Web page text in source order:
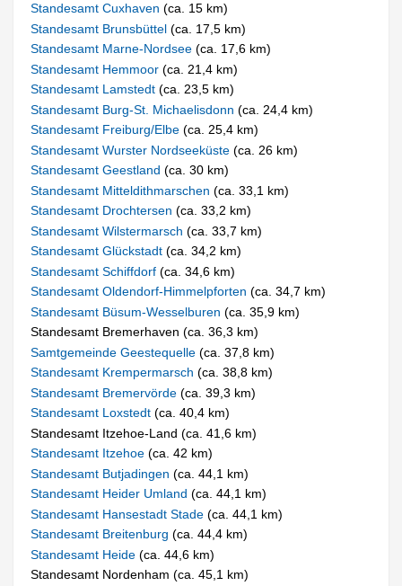
Standesamt Cuxhaven(ca. 15 km)
Standesamt Brunsbüttel(ca. 17,5 km)
Standesamt Marne-Nordsee(ca. 17,6 km)
Standesamt Hemmoor(ca. 21,4 km)
Standesamt Lamstedt(ca. 23,5 km)
Standesamt Burg-St. Michaelisdonn(ca. 24,4 km)
Standesamt Freiburg/Elbe(ca. 25,4 km)
Standesamt Wurster Nordseeküste(ca. 26 km)
Standesamt Geestland(ca. 30 km)
Standesamt Mitteldithmarschen(ca. 33,1 km)
Standesamt Drochtersen(ca. 33,2 km)
Standesamt Wilstermarsch(ca. 33,7 km)
Standesamt Glückstadt(ca. 34,2 km)
Standesamt Schiffdorf(ca. 34,6 km)
Standesamt Oldendorf-Himmelpforten(ca. 34,7 km)
Standesamt Büsum-Wesselburen(ca. 35,9 km)
Standesamt Bremerhaven (ca. 36,3 km)
Samtgemeinde Geestequelle(ca. 37,8 km)
Standesamt Krempermarsch(ca. 38,8 km)
Standesamt Bremervörde(ca. 39,3 km)
Standesamt Loxstedt(ca. 40,4 km)
Standesamt Itzehoe-Land (ca. 41,6 km)
Standesamt Itzehoe(ca. 42 km)
Standesamt Butjadingen(ca. 44,1 km)
Standesamt Heider Umland(ca. 44,1 km)
Standesamt Hansestadt Stade(ca. 44,1 km)
Standesamt Breitenburg(ca. 44,4 km)
Standesamt Heide(ca. 44,6 km)
Standesamt Nordenham (ca. 45,1 km)